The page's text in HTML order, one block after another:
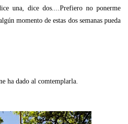
una, dice dos....Prefiero no ponerme
momento de estas dos semanas pueda
ha dado al comtemplarla.